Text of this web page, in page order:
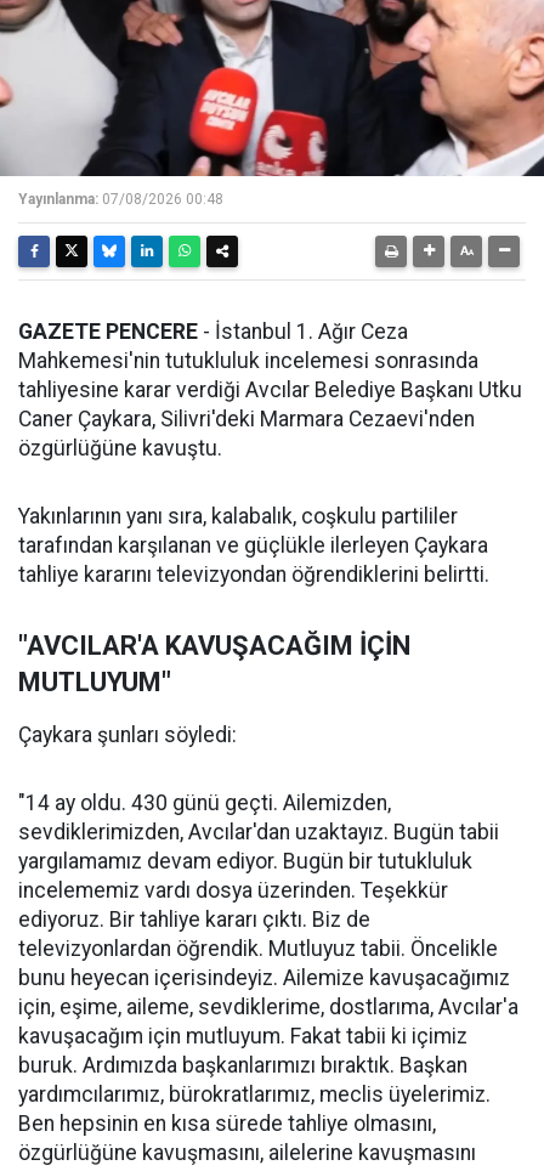
Yayınlanma: 07/08/2026 00:48
GAZETE PENCERE - İstanbul 1. Ağır Ceza
Mahkemesi'nin tutukluluk incelemesi sonrasında
tahliyesine karar verdiği Avcılar Belediye Başkanı Utku
Caner Çaykara, Silivri'deki Marmara Cezaevi'nden
özgürlüğüne kavuştu.
Yakınlarının yanı sıra, kalabalık, coşkulu partililer
tarafından karşılanan ve güçlükle ilerleyen Çaykara
tahliye kararını televizyondan öğrendiklerini belirtti.
"AVCILAR'A KAVUŞACAĞIM İÇİN
MUTLUYUM"
Çaykara şunları söyledi:
"14 ay oldu. 430 günü geçti. Ailemizden,
sevdiklerimizden, Avcılar'dan uzaktayız. Bugün tabii
yargılamamız devam ediyor. Bugün bir tutukluluk
incelememiz vardı dosya üzerinden. Teşekkür
ediyoruz. Bir tahliye kararı çıktı. Biz de
televizyonlardan öğrendik. Mutluyuz tabii. Öncelikle
bunu heyecan içerisindeyiz. Ailemize kavuşacağımız
için, eşime, aileme, sevdiklerime, dostlarıma, Avcılar'a
kavuşacağım için mutluyum. Fakat tabii ki içimiz
buruk. Ardımızda başkanlarımızı bıraktık. Başkan
yardımcılarımız, bürokratlarımız, meclis üyelerimiz.
Ben hepsinin en kısa sürede tahliye olmasını,
özgürlüğüne kavuşmasını, ailelerine kavuşmasını